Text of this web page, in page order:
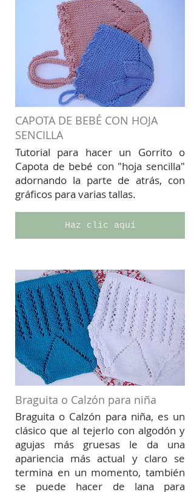
CAPOTA DE BEBÉ CON HOJA
SENCILLA
Tutorial para hacer un Gorrito o
Capota de bebé con "hoja sencilla"
adornando la parte de atrás, con
gráficos para varias tallas.
Haz clic aquí
Braguita o Calzón para niña
Braguita o Calzón para niña, es un
clásico que al tejerlo con algodón y
agujas más gruesas le da una
apariencia más actual y claro se
termina en un momento, también
se puede hacer de lana para